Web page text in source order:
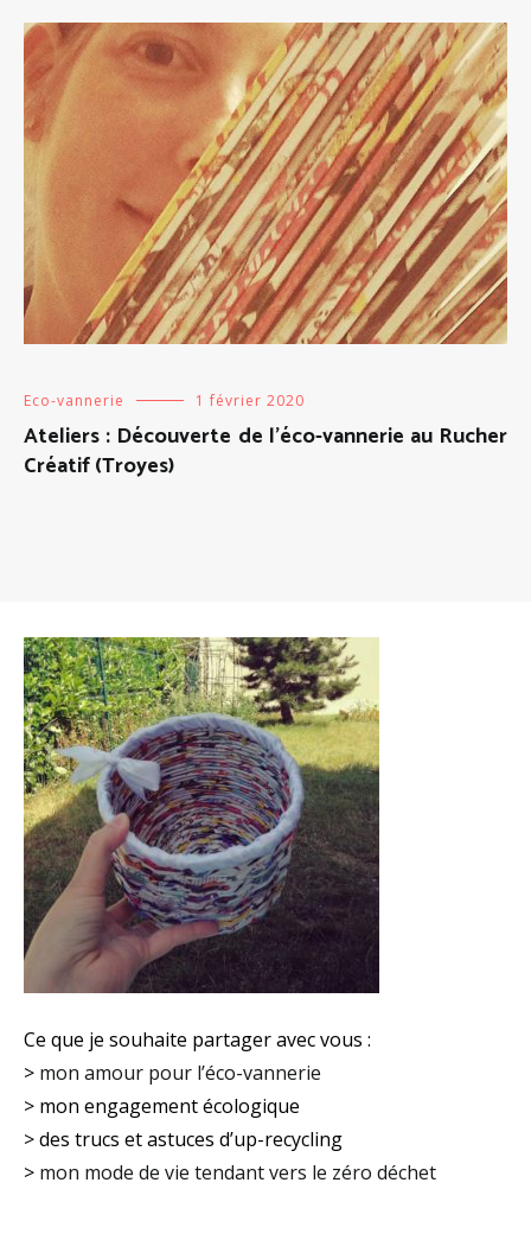
Eco-vannerie 1 février 2020
Ateliers : Découverte de l’éco-vannerie au Rucher
Créatif (Troyes)
Ce que je souhaite partager avec vous :
> mon amour pour l’éco-vannerie
> mon engagement écologique
> des trucs et astuces d’up-recycling
> mon mode de vie tendant vers le zéro déchet